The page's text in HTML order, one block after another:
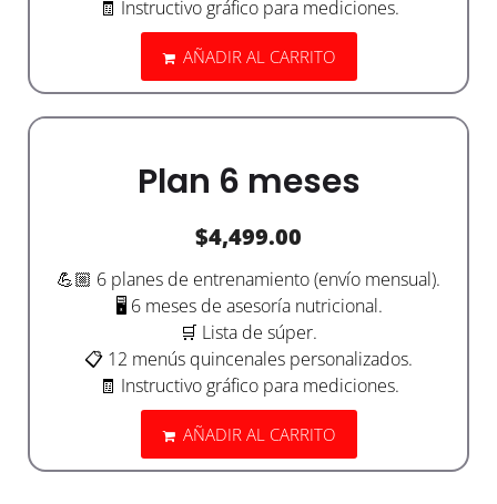
🧾 Instructivo gráfico para mediciones.
AÑADIR AL CARRITO
Plan 6 meses
$4,499.00
💪🏼 6 planes de entrenamiento (envío mensual).
🖥️ 6 meses de asesoría nutricional.
🛒 Lista de súper.
📋 12 menús quincenales personalizados.
🧾 Instructivo gráfico para mediciones.
AÑADIR AL CARRITO